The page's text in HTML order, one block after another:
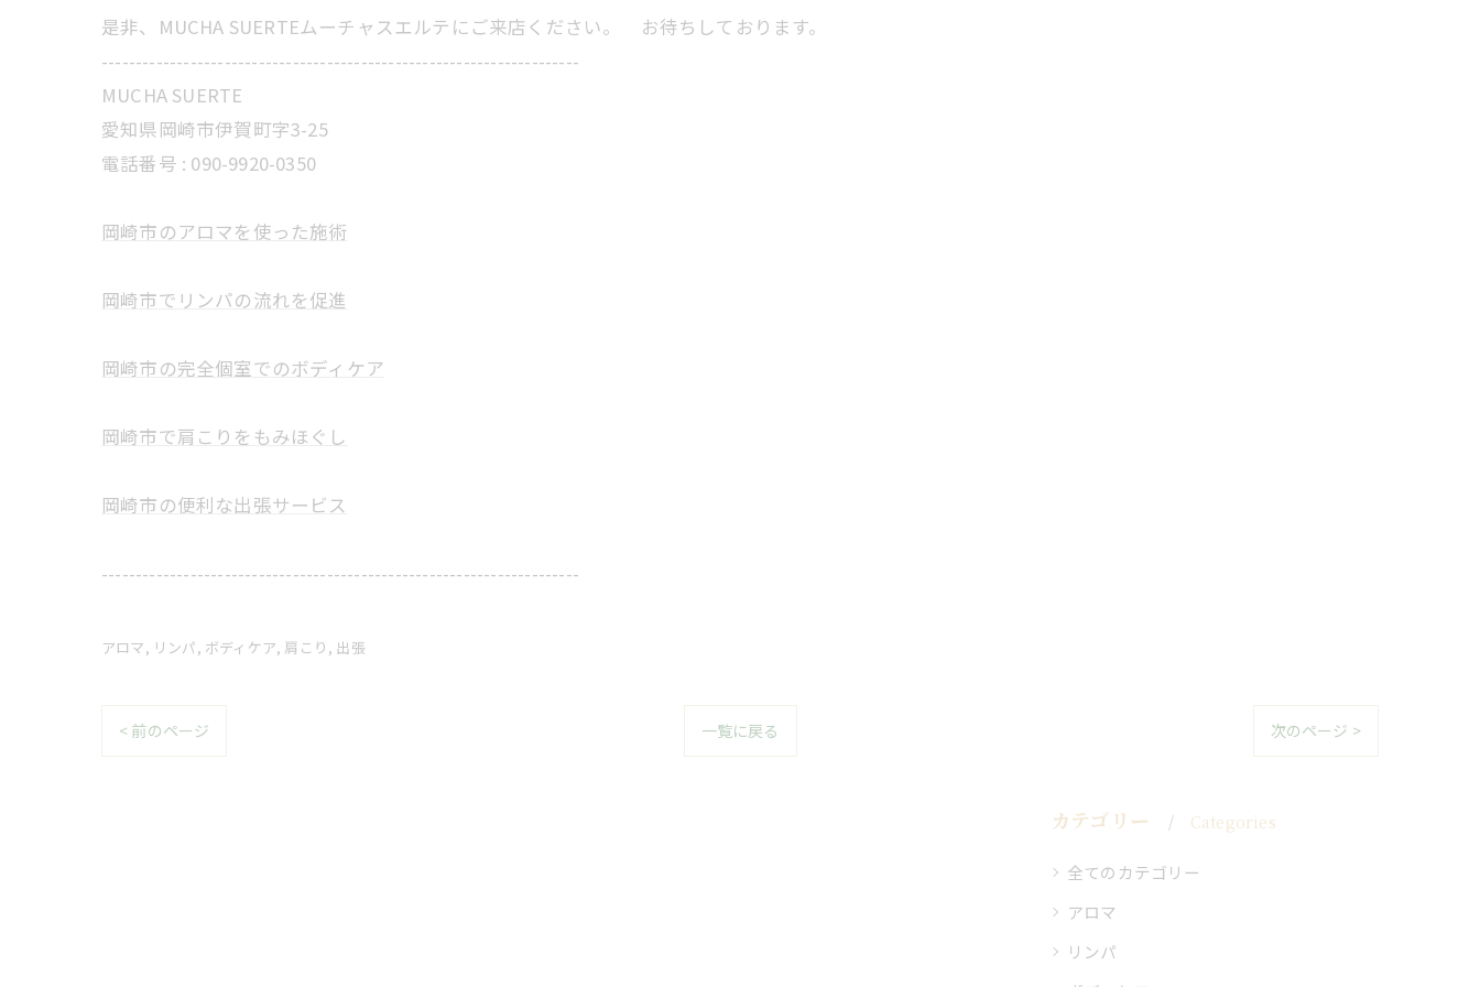
是非、MUCHA SUERTEムーチャスエルテにご来店ください。 お待ちしております。
----------------------------------------------------------------------
MUCHA SUERTE
愛知県岡崎市伊賀町字3-25
電話番号 : 090-9920-0350
岡崎市のアロマを使った施術
岡崎市でリンパの流れを促進
岡崎市の完全個室でのボディケア
岡崎市で肩こりをもみほぐし
岡崎市の便利な出張サービス
----------------------------------------------------------------------
アロマ リンパ ボディケア 肩こり 出張
< 前のページ 一覧に戻る 次のページ >
カテゴリー Categories
全てのカテゴリー
アロマ
リンパ